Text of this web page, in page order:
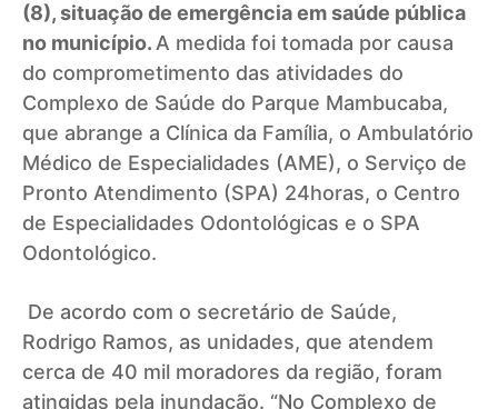
(8), situação de emergência em saúde pública
no município. A medida foi tomada por causa
do comprometimento das atividades do
Complexo de Saúde do Parque Mambucaba,
que abrange a Clínica da Família, o Ambulatório
Médico de Especialidades (AME), o Serviço de
Pronto Atendimento (SPA) 24horas, o Centro
de Especialidades Odontológicas e o SPA
Odontológico.
De acordo com o secretário de Saúde,
Rodrigo Ramos, as unidades, que atendem
cerca de 40 mil moradores da região, foram
atingidas pela inundação. “No Complexo de